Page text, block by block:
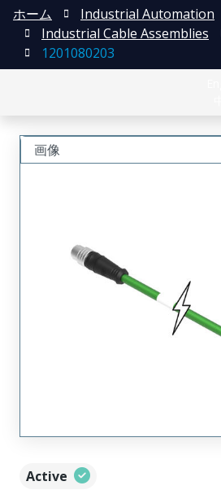
ホーム
Industrial Automation
Industrial Cable Assemblies
1201080203
Active
画像